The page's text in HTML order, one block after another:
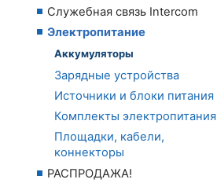
Служебная связь Intercom
Электропитание
Аккумуляторы
Зарядные устройства
Источники и блоки питания
Комплекты электропитания
Площадки, кабели,
коннекторы
РАСПРОДАЖА!